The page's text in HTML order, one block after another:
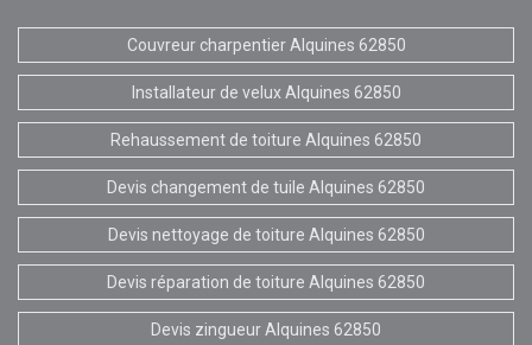
Couvreur charpentier Alquines 62850
Installateur de velux Alquines 62850
Rehaussement de toiture Alquines 62850
Devis changement de tuile Alquines 62850
Devis nettoyage de toiture Alquines 62850
Devis réparation de toiture Alquines 62850
Devis zingueur Alquines 62850